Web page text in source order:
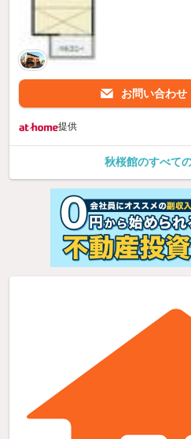
お問い合わせ
提供
秋桜館のすべて